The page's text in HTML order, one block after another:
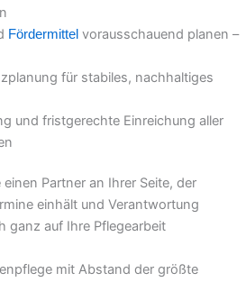
Fördermittelvorausschauend planen –
für stabiles, nachhaltiges
und fristgerechte Einreichung aller
Partner an Ihrer Seite, der
einhält und Verantwortung
ganz auf Ihre Pflegearbeit
mit Abstand der größte